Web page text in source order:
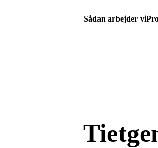
Sådan arbejder vi